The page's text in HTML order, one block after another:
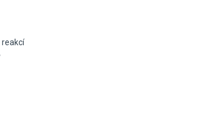
reakcí